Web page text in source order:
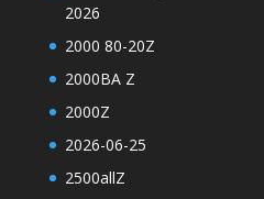
2026
2000 80-20Z
2000BA Z
2000Z
2026-06-25
2500allZ